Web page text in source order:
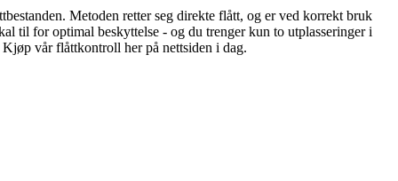
Metoden retter seg direkte flått, og er ved korrekt bruk
til for optimal beskyttelse - og du trenger kun to utplasseringer i
vår flåttkontroll her på nettsiden i dag.